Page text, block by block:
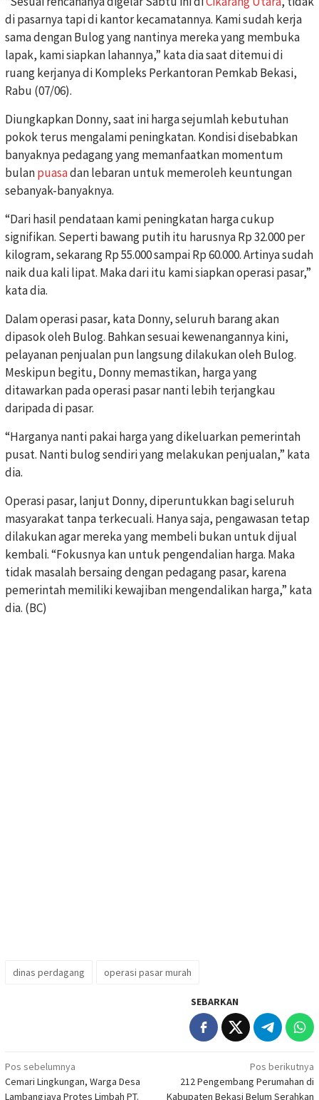
di pasarnya tapi di kantor kecamatannya. Kami sudah kerja
sama dengan Bulog yang nantinya mereka yang membuka
lapak, kami siapkan lahannya,” kata dia saat ditemui di
ruang kerjanya di Kompleks Perkantoran Pemkab Bekasi,
Rabu (07/06).
Diungkapkan Donny, saat ini harga sejumlah kebutuhan
pokok terus mengalami peningkatan. Kondisi disebabkan
banyaknya pedagang yang memanfaatkan momentum
bulanpuasadan lebaran untuk memeroleh keuntungan
sebanyak-banyaknya.
“Dari hasil pendataan kami peningkatan harga cukup
signifikan. Seperti bawang putih itu harusnya Rp 32.000 per
kilogram, sekarang Rp 55.000 sampai Rp 60.000. Artinya sudah
naik dua kali lipat. Maka dari itu kami siapkan operasi pasar,”
kata dia.
Dalam operasi pasar, kata Donny, seluruh barang akan
dipasok oleh Bulog. Bahkan sesuai kewenangannya kini,
pelayanan penjualan pun langsung dilakukan oleh Bulog.
Meskipun begitu, Donny memastikan, harga yang
ditawarkan pada operasi pasar nanti lebih terjangkau
daripada di pasar.
“Harganya nanti pakai harga yang dikeluarkan pemerintah
pusat. Nanti bulog sendiri yang melakukan penjualan,” kata
dia.
Operasi pasar, lanjut Donny, diperuntukkan bagi seluruh
masyarakat tanpa terkecuali. Hanya saja, pengawasan tetap
dilakukan agar mereka yang membeli bukan untuk dijual
kembali. “Fokusnya kan untuk pengendalian harga. Maka
tidak masalah bersaing dengan pedagang pasar, karena
pemerintah memiliki kewajiban mengendalikan harga,” kata
dia. (BC)
dinas perdagang operasi pasar murah
SEBARKAN
Navigasi
pos
Pos sebelumnya
Cemari Lingkungan, Warga Desa
Lambangjaya Protes Limbah PT.
Pos berikutnya
212 Pengembang Perumahan di
Kabupaten Bekasi Belum Serahkan